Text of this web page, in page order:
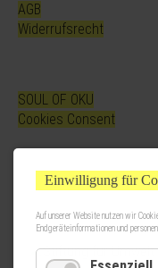
AGB
Widerrufsrecht
SOUL OF OKU
Cookies Consent
Einwilligung für
Auf unserer Website nutzen wir
Endgeräteinformationen und